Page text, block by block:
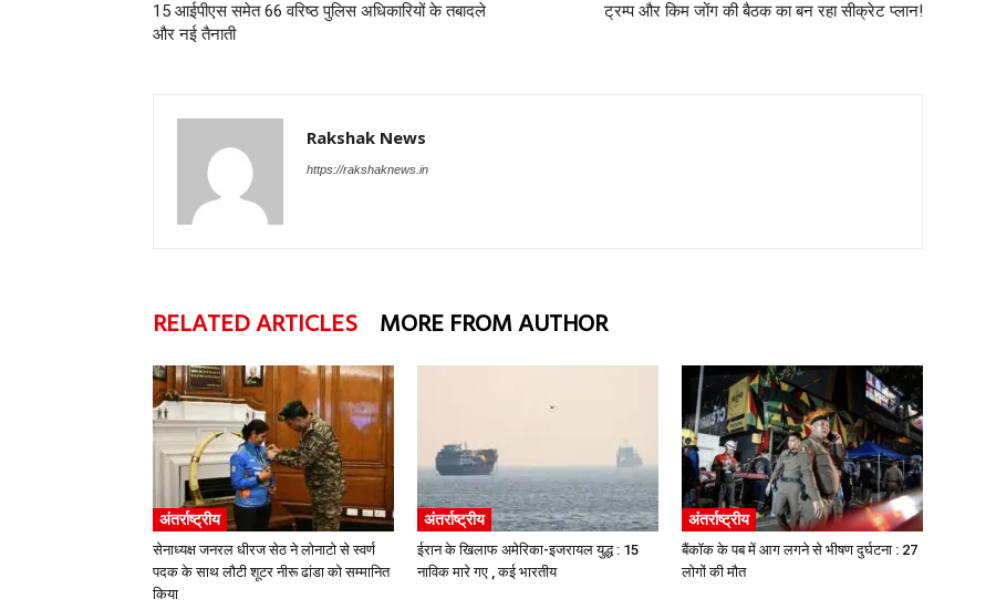
15 आईपीएस समेत 66 वरिष्ठ पुलिस अधिकारियों के तबादले
और नई तैनाती
ट्रम्प और किम जोंग की बैठक का बन रहा सीक्रेट प्लान!
Rakshak News
https://rakshaknews.in
RELATED ARTICLES MORE FROM AUTHOR
अंतर्राष्ट्रीय
सेनाध्यक्ष जनरल धीरज सेठ ने लोनाटो से स्वर्ण
पदक के साथ लौटी शूटर नीरू ढांडा को सम्मानित
किया
अंतर्राष्ट्रीय
ईरान के खिलाफ अमेरिका-इजरायल युद्ध : 15
नाविक मारे गए , कई भारतीय
अंतर्राष्ट्रीय
बैंकॉक के पब में आग लगने से भीषण दुर्घटना : 27
लोगों की मौत